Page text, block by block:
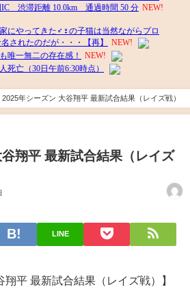
2025年シーズン 大谷翔平 最新試合結果（レイズ戦）
翔平 最新試合結果（レイズ
LINE
翔平 最新試合結果（レイズ戦）】